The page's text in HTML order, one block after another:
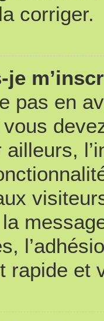
corriger.
pas en
rapide et